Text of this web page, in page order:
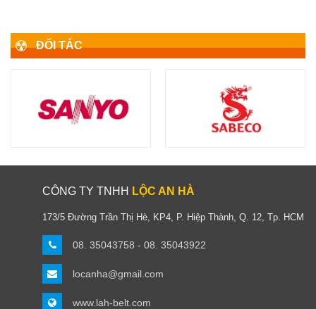
ĐỐI TÁC
CÔNG TY TNHH LỘC AN HÀ
173/5 Đường Trần Thị Hè, KP4, P. Hiệp Thành, Q. 12, Tp. HCM
08. 35043758 - 08. 35043922
locanha@gmail.com
www.lah-belt.com